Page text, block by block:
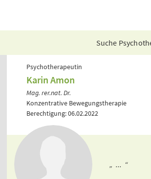
Suche
Psychotherapeutin
Karin Amon
Mag. rer.nat. Dr.
Konzentrative Bewegungstherapie
Berechtigung: 06.02.2022
„ ... “